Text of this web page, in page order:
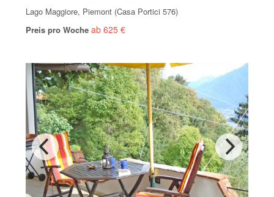
Lago Maggiore, Piemont (Casa Portici 576)
Preis pro Woche ab 625 €